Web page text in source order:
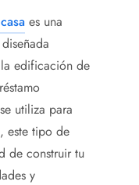
es una
edificación de
utiliza para
este tipo de
de construir tu
y